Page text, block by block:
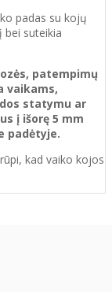
padas su kojų
bei suteikia
patempimų
vaikams,
statymu ar
į išorę 5 mm
padėtyje.
kad vaiko kojos